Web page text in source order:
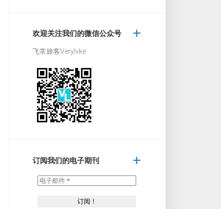
欢迎关注我们的微信公众号
飞常旅客Verylvke
订阅我们的电子期刊